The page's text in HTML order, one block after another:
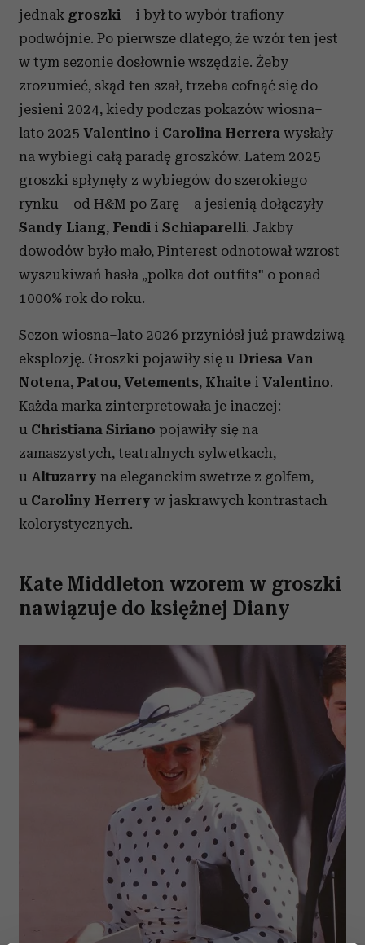
jednak groszki – i był to wybór trafiony
podwójnie. Po pierwsze dlatego, że wzór ten jest
w tym sezonie dosłownie wszędzie. Żeby
zrozumieć, skąd ten szał, trzeba cofnąć się do
jesieni 2024, kiedy podczas pokazów wiosna–
lato 2025 Valentino i Carolina Herrera wysłały
na wybiegi całą paradę groszków. Latem 2025
groszki spłynęły z wybiegów do szerokiego
rynku – od H&M po Zarę – a jesienią dołączyły
Sandy Liang, Fendi i Schiaparelli. Jakby
dowodów było mało, Pinterest odnotował wzrost
wyszukiwań hasła „polka dot outfits" o ponad
1000% rok do roku.
Sezon wiosna–lato 2026 przyniósł już prawdziwą
eksplozję. Groszki pojawiły się u Driesa Van
Notena, Patou, Vetements, Khaite i Valentino.
Każda marka zinterpretowała je inaczej:
u Christiana Siriano pojawiły się na
zamaszystych, teatralnych sylwetkach,
u Altuzarry na eleganckim swetrze z golfem,
u Caroliny Herrery w jaskrawych kontrastach
kolorystycznych.
Kate Middleton wzorem w groszki
nawiązuje do księżnej Diany